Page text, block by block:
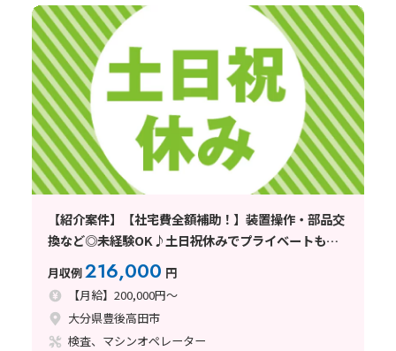
【紹介案件】【社宅費全額補助！】装置操作・部品交
換など◎未経験OK♪土日祝休みでプライベートも充
月収例216,000 円
【月給】200,000円～
大分県豊後高田市
検査、マシンオペレーター